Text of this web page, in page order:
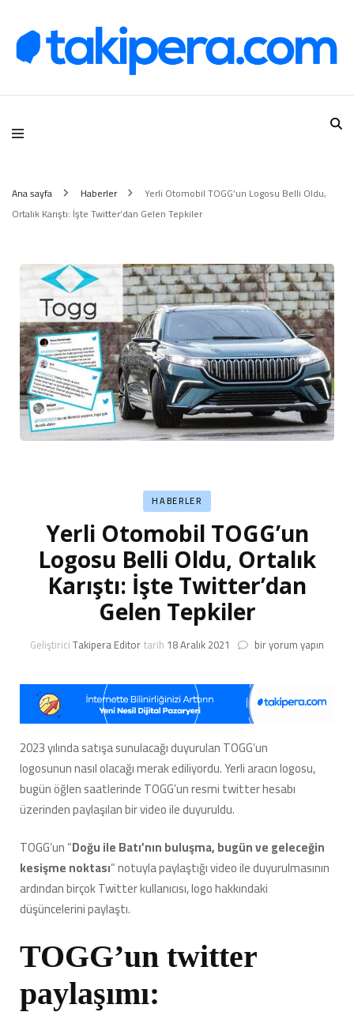
Takipera Dijital Hizmetler
Ana sayfa Haberler
Yerli Otomobil TOGG’un Logosu Belli Oldu,
Ortalık Karıştı: İşte Twitter’dan Gelen Tepkiler
HABERLER
Yerli Otomobil TOGG’un
Logosu Belli Oldu, Ortalık
Karıştı: İşte Twitter’dan
Gelen Tepkiler
GeliştiriciTakipera Editortarih 18 Aralık 2021 Yerli
Logosu
Belli
Oldu,
Ortalık
Karıştı:
İşte
Twitter’dan
bir yorum yapın
2023 yılında satışa sunulacağı duyurulan TOGG’un
logosunun nasıl olacağı merak ediliyordu. Yerli aracın logosu,
bugün öğlen saatlerinde TOGG’un resmi twitter hesabı
üzerinden paylaşılan bir video ile duyuruldu.
TOGG’un “Doğu ile Batı’nın buluşma, bugün ve geleceğin
kesişme noktası” notuyla paylaştığı video ile duyurulmasının
ardından birçok Twitter kullanıcısı, logo hakkındaki
düşüncelerini paylaştı.
TOGG’un twitter
paylaşımı: